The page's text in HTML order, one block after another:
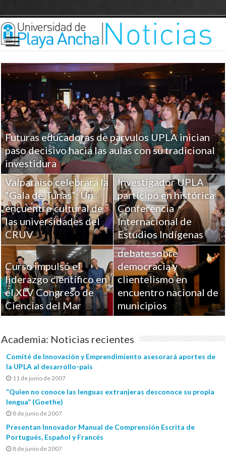
Futuras educadoras de párvulos UPLA inician
paso decisivo hacia las aulas con su tradicional
investidura
Valparaíso celebrará la
“Gala de Tunas”: Un
encuentro cultural de
las universidades del
CRUV
Investigador UPLA
participó en histórica
Conferencia
Internacional de
Estudios Indígenas
Curso impulsó el
liderazgo científico en
el XLV Congreso de
Ciencias del Mar
UPLA aportó al
debate sobre
democracia y
clientelismo en
encuentro nacional de
municipios
Academia: Noticias recientes
Comité de Innovación y Emprendimiento asesorará aportes de
la UPLA al desarrollo-país
11 de junio de 2007
“Quien no conoce las lenguas extranjeras desconoce su propia
lengua” (Goethe)
8 de junio de 2007
Presentan Innovador Manual de Comprensión Escrita de
Portugués, Español y Francés
8 de junio de 2007